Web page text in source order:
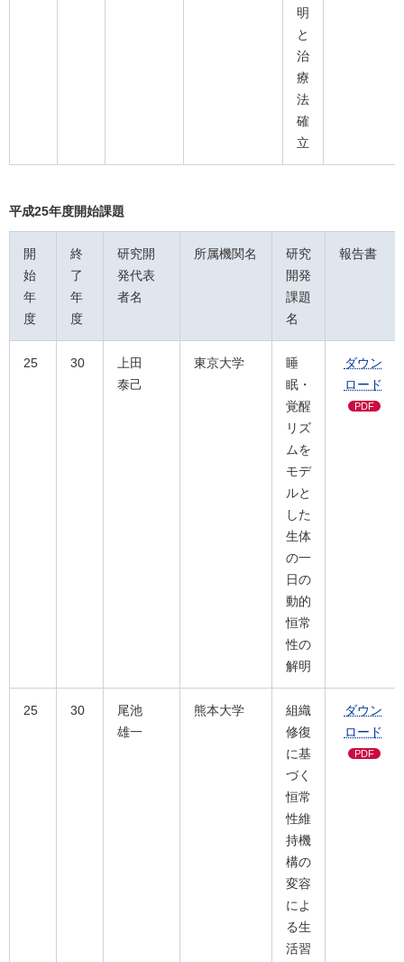
明
と
治
療
法
確
立
平成25年度開始課題
開
始
年
度
終
了
年
度
研究開
発代表
者名
所属機関名
研究
開発
課題
名
報告書
25 30
上田
泰己
東京大学
睡
眠・
覚醒
リズ
ムを
モデ
ルと
した
生体
の一
日の
動的
恒常
性の
解明
ダウン
ロード
PDF
25 30
尾池
雄一
熊本大学
組織
修復
に基
づく
恒常
性維
持機
構の
変容
によ
る生
活習
ダウン
ロード
PDF